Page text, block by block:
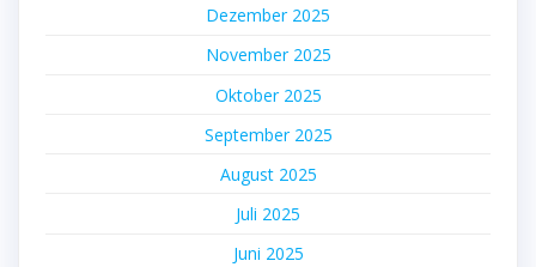
Dezember 2025
November 2025
Oktober 2025
September 2025
August 2025
Juli 2025
Juni 2025